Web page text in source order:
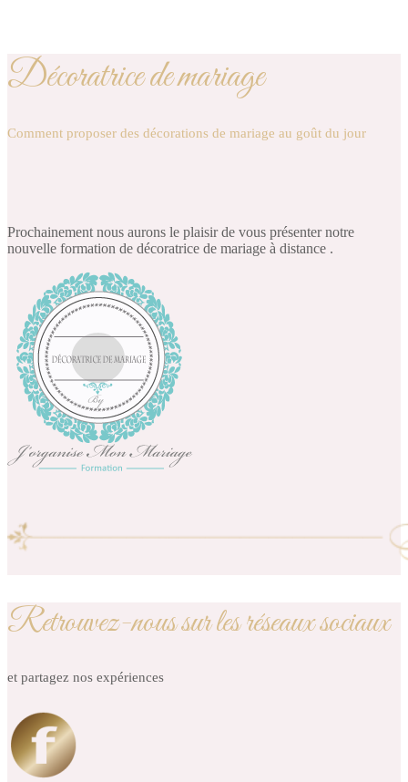
Décoratrice de mariage
Comment proposer des décorations de mariage au goût du jour
Prochainement nous aurons le plaisir de vous présenter notre
nouvelle formation de décoratrice de mariage à distance .
Retrouvez-nous sur les réseaux sociaux
et partagez nos expériences